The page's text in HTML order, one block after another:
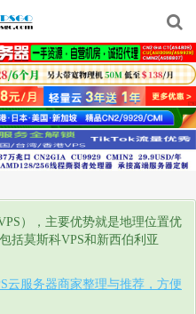
），主要优势就是地理位置优
括莫斯科VPS和新西伯利亚
云服务器商家整理与推荐，方便